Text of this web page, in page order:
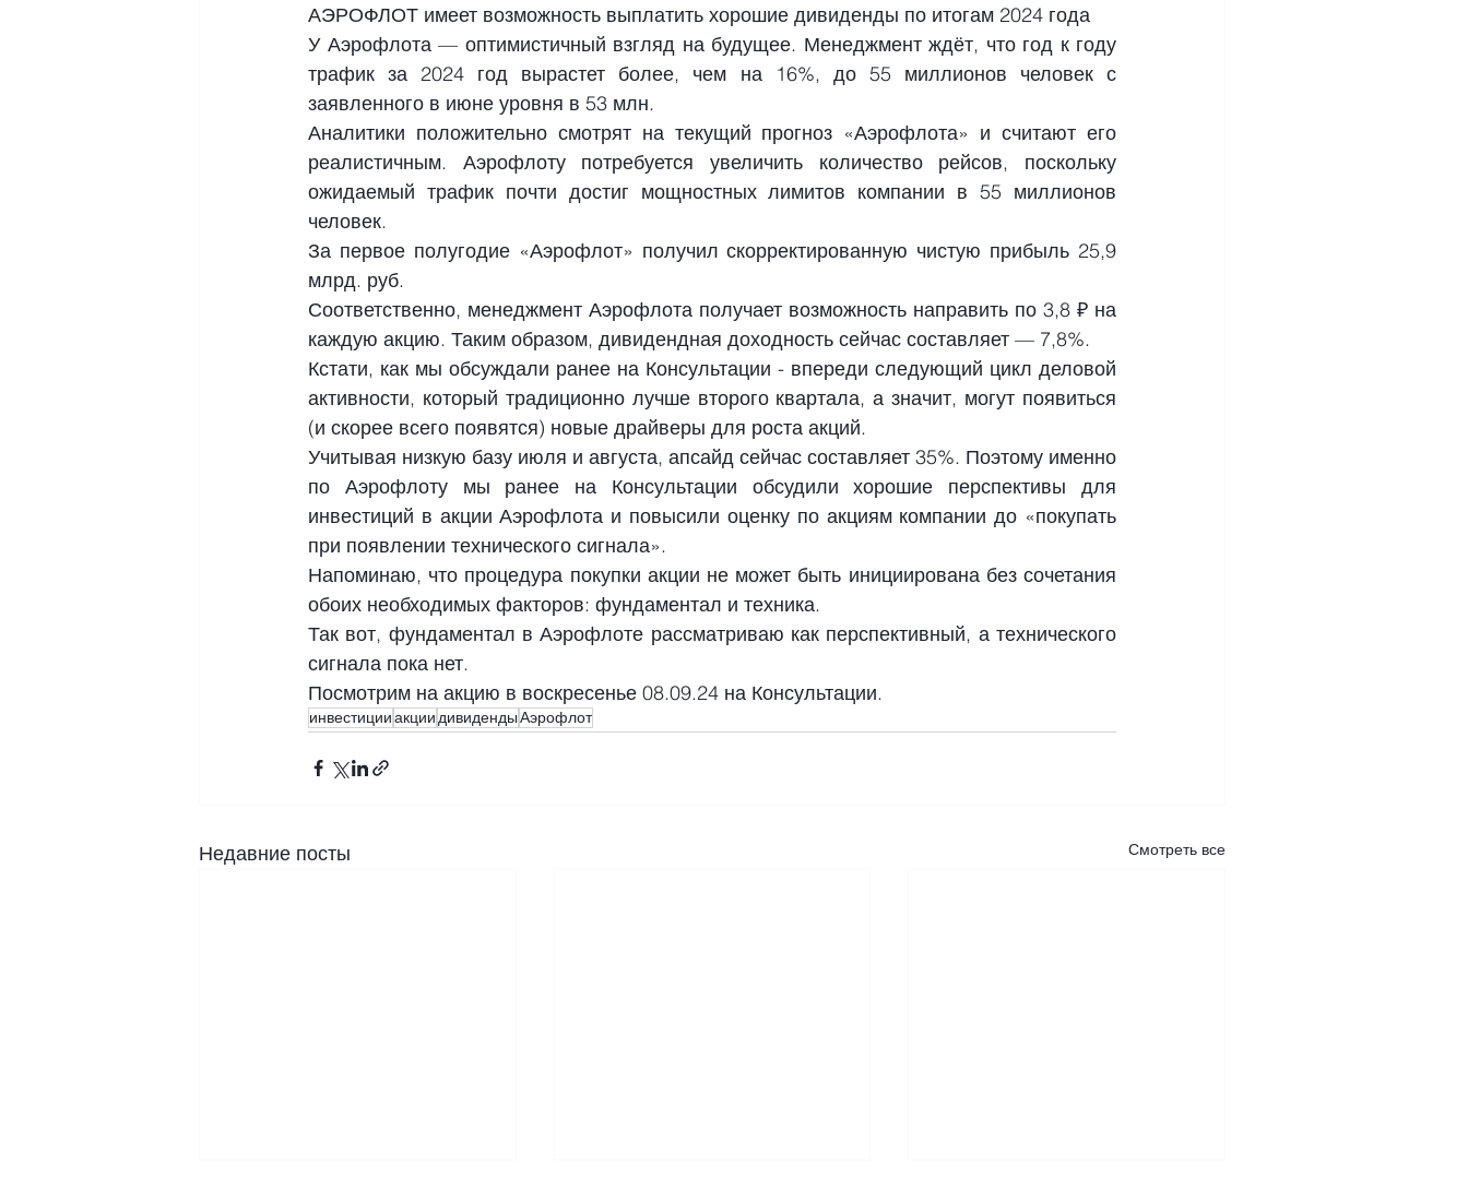
АЭРОФЛОТ имеет возможность выплатить хорошие дивиденды по итогам 2024 года
У Аэрофлота — оптимистичный взгляд на будущее. Менеджмент ждёт, что год к году
трафик за 2024 год вырастет более, чем на 16%, до 55 миллионов человек с
заявленного в июне уровня в 53 млн.
Аналитики положительно смотрят на текущий прогноз «Аэрофлота» и считают его
реалистичным. Аэрофлоту потребуется увеличить количество рейсов, поскольку
ожидаемый трафик почти достиг мощностных лимитов компании в 55 миллионов
человек.
За первое полугодие «Аэрофлот» получил скорректированную чистую прибыль 25,9
млрд. руб.
Соответственно, менеджмент Аэрофлота получает возможность направить по 3,8 ₽ на
каждую акцию. Таким образом, дивидендная доходность сейчас составляет — 7,8%.
Кстати, как мы обсуждали ранее на Консультации - впереди следующий цикл деловой
активности, который традиционно лучше второго квартала, а значит, могут появиться
(и скорее всего появятся) новые драйверы для роста акций.
Учитывая низкую базу июля и августа, апсайд сейчас составляет 35%. Поэтому именно
по Аэрофлоту мы ранее на Консультации обсудили хорошие перспективы для
инвестиций в акции Аэрофлота и повысили оценку по акциям компании до «покупать
при появлении технического сигнала».
Напоминаю, что процедура покупки акции не может быть инициирована без сочетания
обоих необходимых факторов: фундаментал и техника.
Так вот, фундаментал в Аэрофлоте рассматриваю как перспективный, а технического
сигнала пока нет.
Посмотрим на акцию в воскресенье 08.09.24 на Консультации.
инвестицииакциидивидендыАэрофлот
Недавние посты Смотреть все